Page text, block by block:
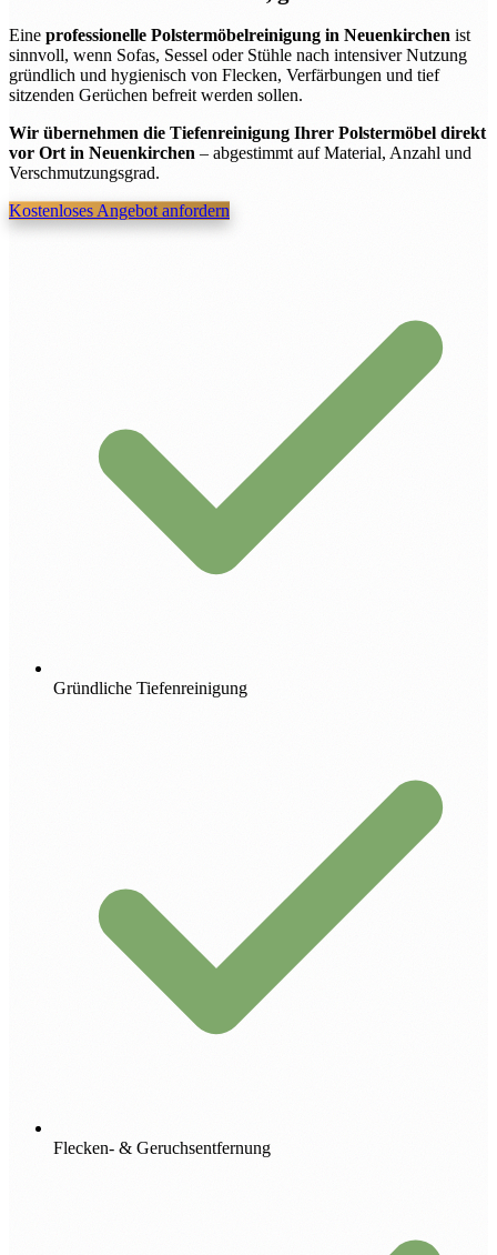
Eine professionelle Polstermöbelreinigung in Neuenkirchen ist
sinnvoll, wenn Sofas, Sessel oder Stühle nach intensiver Nutzung
gründlich und hygienisch von Flecken, Verfärbungen und tief
sitzenden Gerüchen befreit werden sollen.
Wir übernehmen die Tiefenreinigung Ihrer Polstermöbel direkt
vor Ort in Neuenkirchen – abgestimmt auf Material, Anzahl und
Verschmutzungsgrad.
Kostenloses Angebot anfordern
Gründliche Tiefenreinigung
Flecken- & Geruchsentfernung